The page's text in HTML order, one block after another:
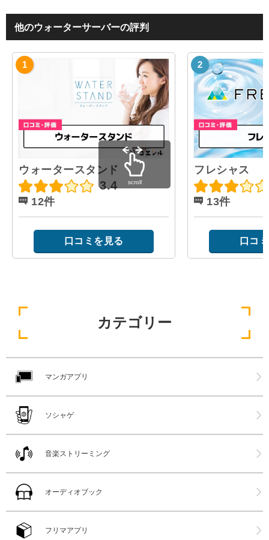
他のウォーターサーバーの評判
ウォータースタンド
3.4
12件
口コミを見る
フレシャス
13件
口コ
scroll
カテゴリー
マンガアプリ
ソシャゲ
音楽ストリーミング
オーディオブック
フリマアプリ